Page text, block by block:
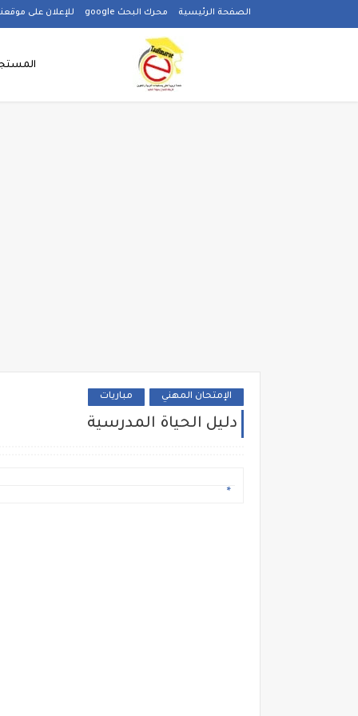
الصفحة الرئيسية محرك البحث google للإعلان على
الإمتحان المهني مباريات
دليل الحياة المدرسية